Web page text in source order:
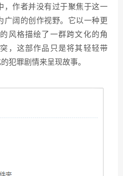
，作者并没有过于聚焦于这一
广阔的创作视野。它以一种更
风格描绘了一群跨文化的角
，这部作品只是将其轻轻带
犯罪剧情来呈现故事。